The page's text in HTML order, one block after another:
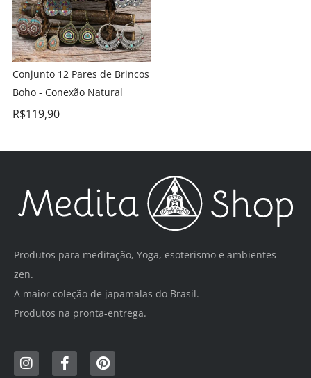
Conjunto 12 Pares de Brincos
Boho - Conexão Natural
R$119,90
Produtos para meditação, Yoga, esoterismo e ambientes
zen.
A maior coleção de japamalas do Brasil.
Produtos na pronta-entrega.